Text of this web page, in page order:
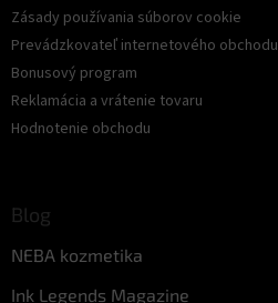
Zásady používania súborov cookie
Prevádzkovateľ internetového obchodu
Bonusový program
Reklamácia a vrátenie tovaru
Hodnotenie obchodu
Blog
NEBA kozmetika
Ink Legends Magazine